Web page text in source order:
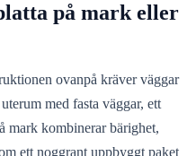
på mark eller
ovanpå kräver väggar
med fasta väggar, ett
mark kombinerar bärighet,
ett noggrant uppbyggt paket